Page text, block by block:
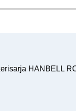
HANBELL